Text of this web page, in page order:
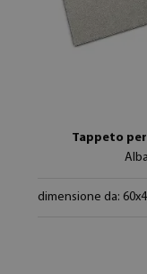
Tappeto
Alba
dimensione da: